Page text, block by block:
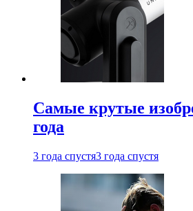
Самые крутые
года
3 года спустя3 года спустя